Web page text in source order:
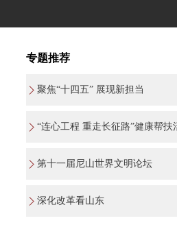
专题推荐
聚焦“十四五” 展现新担当
“连心工程 重走长征路”健康帮扶
第十一届尼山世界文明论坛
深化改革看山东